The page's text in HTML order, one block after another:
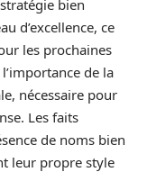
bien
d’excellence, ce
les prochaines
de la
nécessaire pour
Les faits
de noms bien
leur propre style